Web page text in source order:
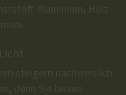
Aluminium, Holz
steigern nachweislich
denn Sie lassen